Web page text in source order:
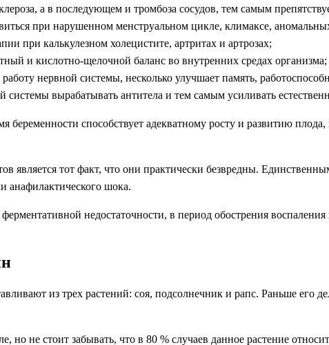
а в последующем и тромбоза сосудов, тем самым
при нарушенном менструальном цикле, климаксе,
при калькулезном холецистите, артритах и артрозах;
и кислотно-щелочной баланс во внутренних средах организма;
нервной системы, несколько улучшает память,
системы вырабатывать антитела и тем самым усиливать
беременности способствует адекватному росту и развитию
является тот факт, что они практически безвредны.
анафилактического шока.
недостаточности, в период обострения
из трех растений: соя, подсолнечник и рапс. Раньше его
но не стоит забывать, что в 80 % случаев данное растение